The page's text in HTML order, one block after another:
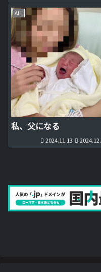
ALL
私、父になる
2024.11.13